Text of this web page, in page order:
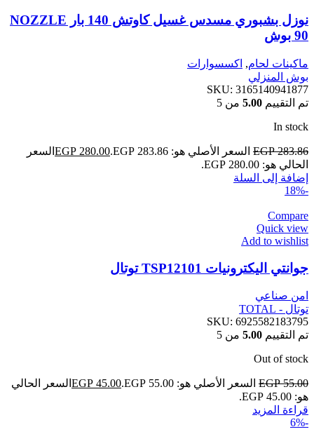
نوزل بشبوري مسدس غسيل كاوتش 140 بار NOZZLE
90 بوش
ماكينات لحام, اكسسوارات
بوش المنزلي
SKU: 3165140941877
تم التقييم 5.00 من 5
In stock
EGP283.86 السعر الأصلي هو: EGP 283.86. EGP 280.00
السعر
الحالي هو: EGP 280.00.
إضافة إلى السلة
-18%
Compare
Quick view
Add to wishlist
جوانتي اليكترونيات TSP12101 توتال
امن صناعي
توتال - TOTAL
SKU: 6925582183795
تم التقييم 5.00 من 5
Out of stock
EGP55.00 السعر الأصلي هو: EGP 55.00. EGP 45.00
السعر الحالي
هو: EGP 45.00.
قراءة المزيد
-6%